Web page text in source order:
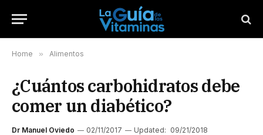
Home » Alimentos
¿Cuántos carbohidratos debe
comer un diabético?
Dr Manuel Oviedo 02/11/2017 Updated: 09/21/2018